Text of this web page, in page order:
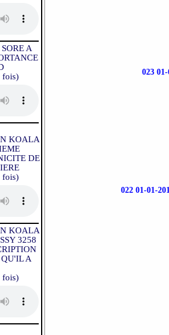
A
fois)
KOALA
DE
fois)
KOALA
3258
A
fois)
023
022 01-01-